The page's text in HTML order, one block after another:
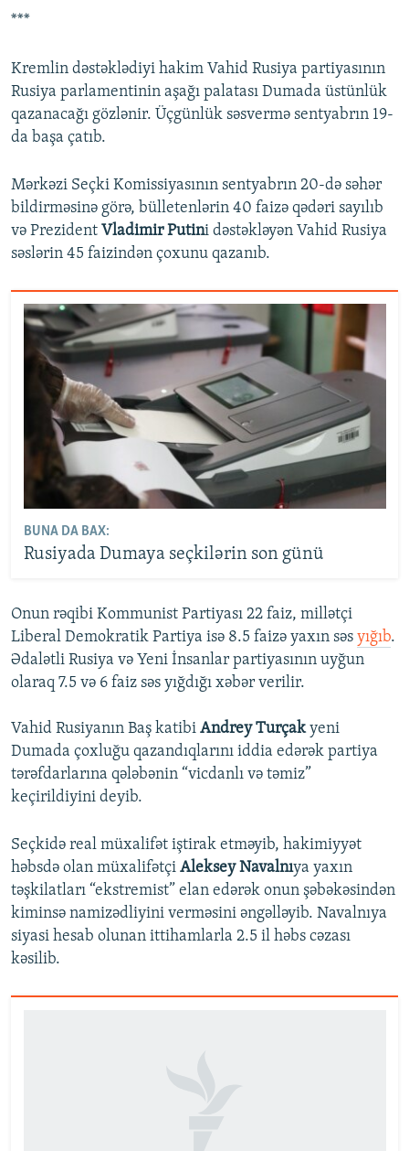
***
Kremlin dəstəklədiyi hakim Vahid Rusiya partiyasının
Rusiya parlamentinin aşağı palatası Dumada üstünlük
qazanacağı gözlənir. Üçgünlük səsvermə sentyabrın 19-
da başa çatıb.
Mərkəzi Seçki Komissiyasının sentyabrın 20-də səhər
bildirməsinə görə, bülletenlərin 40 faizə qədəri sayılıb
və Prezident Vladimir Putini dəstəkləyən Vahid Rusiya
səslərin 45 faizindən çoxunu qazanıb.
BUNA DA BAX:
Rusiyada Dumaya seçkilərin son günü
Onun rəqibi Kommunist Partiyası 22 faiz, millətçi
Liberal Demokratik Partiya isə 8.5 faizə yaxın səs yığıb.
Ədalətli Rusiya və Yeni İnsanlar partiyasının uyğun
olaraq 7.5 və 6 faiz səs yığdığı xəbər verilir.
Vahid Rusiyanın Baş katibi Andrey Turçakyeni
Dumada çoxluğu qazandıqlarını iddia edərək partiya
tərəfdarlarına qələbənin “vicdanlı və təmiz”
keçirildiyini deyib.
Seçkidə real müxalifət iştirak etməyib, hakimiyyət
həbsdə olan müxalifətçi Aleksey Navalnıya yaxın
təşkilatları “ekstremist” elan edərək onun şəbəkəsindən
kiminsə namizədliyini verməsini əngəlləyib. Navalnıya
siyasi hesab olunan ittihamlarla 2.5 il həbs cəzası
kəsilib.